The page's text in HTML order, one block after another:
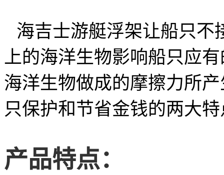
海吉士游艇浮架让船只不
上的海洋生物影响船只应
海洋生物做成的摩擦力所
只保护和节省金钱的两大
产品特点：